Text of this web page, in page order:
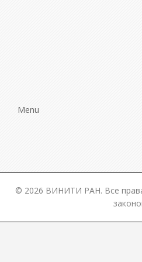
Menu
© 2026 ВИНИТИ РАН. Все